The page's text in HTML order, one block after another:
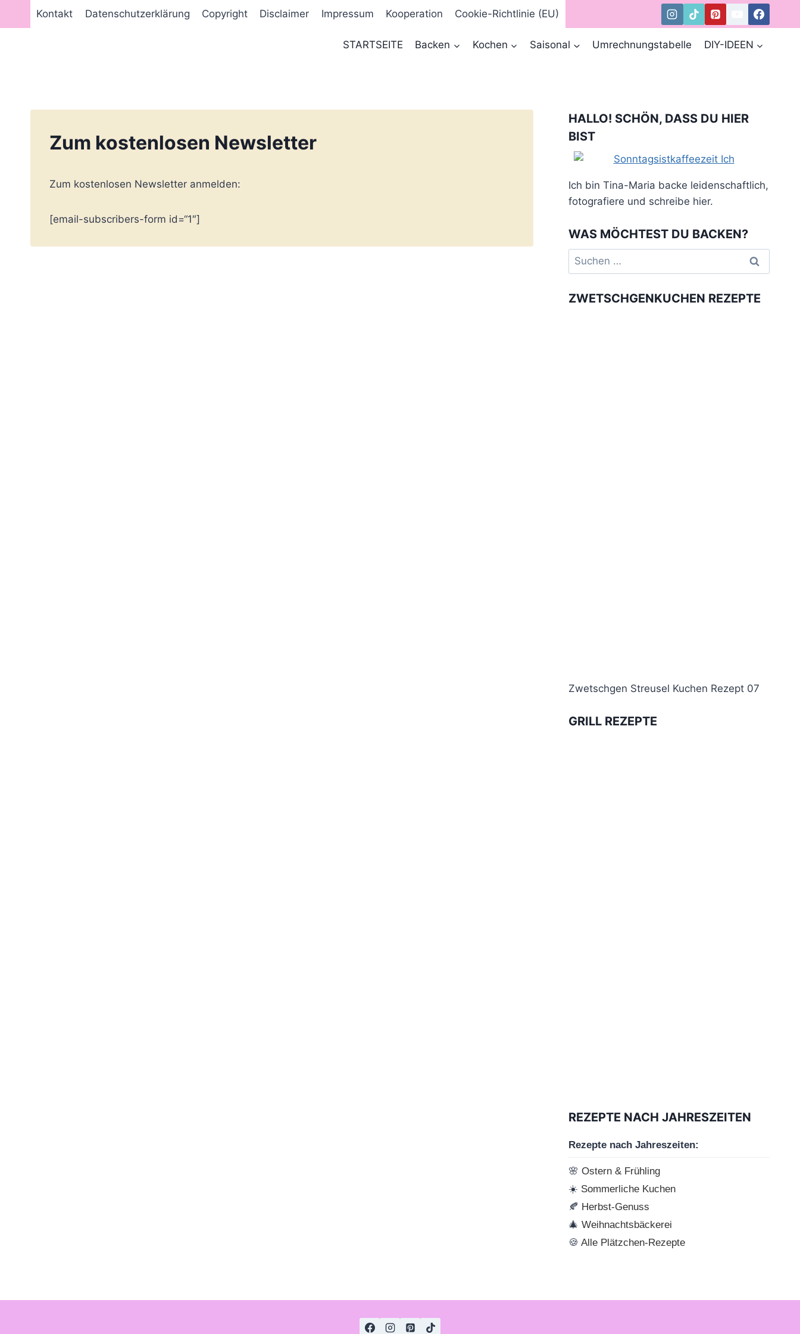
Kontakt Datenschutzerklärung Copyright Disclaimer Impressum Kooperation Cookie-Richtlinie (EU)
STARTSEITE Backen Kochen Saisonal Umrechnungstabelle DIY-IDEEN
Zum kostenlosen Newsletter
Zum kostenlosen Newsletter anmelden:
[email-subscribers-form id=“1″]
HALLO! SCHÖN, DASS DU HIER
BIST
Ich bin Tina-Maria backe leidenschaftlich,
fotografiere und schreibe hier.
WAS MÖCHTEST DU BACKEN?
Suchen
nach:
ZWETSCHGENKUCHEN REZEPTE
Zwetschgen Streusel Kuchen Rezept 07
GRILL REZEPTE
REZEPTE NACH JAHRESZEITEN
Rezepte nach Jahreszeiten:
🌸Ostern & Frühling
☀️ Sommerliche Kuchen
🍂 Herbst-Genuss
🎄Weihnachtsbäckerei
🍪Alle Plätzchen-Rezepte